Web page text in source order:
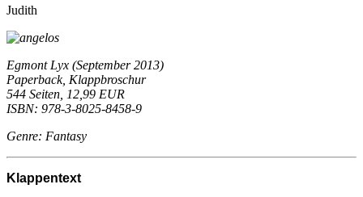
Judith
Egmont Lyx (September 2013)
Paperback, Klappbroschur
544 Seiten, 12,99 EUR
ISBN: 978-3-8025-8458-9
Genre: Fantasy
Klappentext